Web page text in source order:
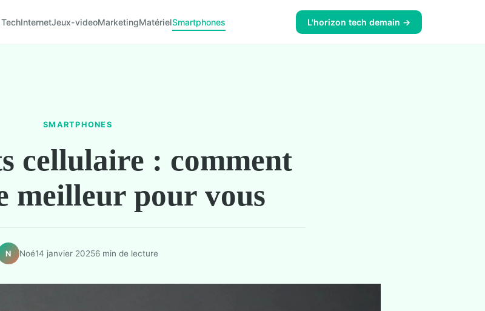
InternetJeux-videoMarketingMatérielSmartphones L'horizon tech demain →
SMARTPHONES
cellulaire : comment
meilleur pour vous
N Noé14 janvier 20256 min de lecture